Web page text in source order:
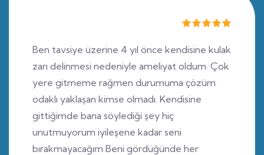
Ben tavsiye üzerine 4 yıl önce kendisine kulak
zarı delinmesi nedeniyle ameliyat oldum. Çok
yere gitmeme rağmen durumuma çözüm
odaklı yaklaşan kimse olmadı. Kendisine
gittiğimde bana söylediği şey hiç
unutmuyorum iyileşene kadar seni
bırakmayacağım Beni gördüğünde her